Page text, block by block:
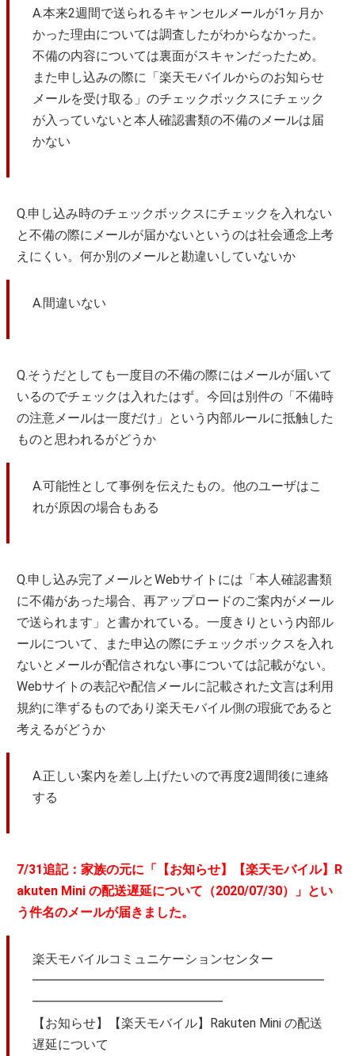
A.本来2週間で送られるキャンセルメールが1ヶ月か
かった理由については調査したがわからなかった。
不備の内容については裏面がスキャンだったため。
また申し込みの際に「楽天モバイルからのお知らせ
メールを受け取る」のチェックボックスにチェック
が入っていないと本人確認書類の不備のメールは届
かない
Q.申し込み時のチェックボックスにチェックを入れない
と不備の際にメールが届かないというのは社会通念上考
えにくい。何か別のメールと勘違いしていないか
A.間違いない
Q.そうだとしても一度目の不備の際にはメールが届いて
いるのでチェックは入れたはず。今回は別件の「不備時
の注意メールは一度だけ」という内部ルールに抵触した
ものと思われるがどうか
A.可能性として事例を伝えたもの。他のユーザはこ
れが原因の場合もある
Q.申し込み完了メールとWebサイトには「本人確認書類
に不備があった場合、再アップロードのご案内がメール
で送られます」と書かれている。一度きりという内部ル
ールについて、また申込の際にチェックボックスを入れ
ないとメールが配信されない事については記載がない。
Webサイトの表記や配信メールに記載された文言は利用
規約に準ずるものであり楽天モバイル側の瑕疵であると
考えるがどうか
A.正しい案内を差し上げたいので再度2週間後に連絡
する
7/31追記：家族の元に「【お知らせ】【楽天モバイル】R
akuten Mini の配送遅延について（2020/07/30）」とい
う件名のメールが届きました。
楽天モバイルコミュニケーションセンター
━━━━━━━━━━━━━━━━━━━━━━━
━━━━━━━━━━━━━━━
【お知らせ】【楽天モバイル】Rakuten Mini の配送
遅延について